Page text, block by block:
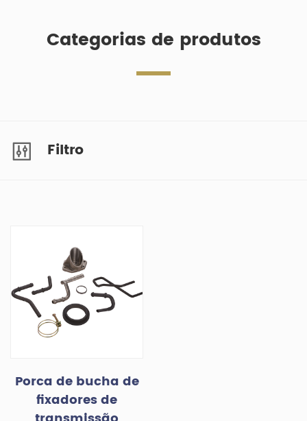
Categorias de produtos
Filtro
Porca de bucha de
fixadores de